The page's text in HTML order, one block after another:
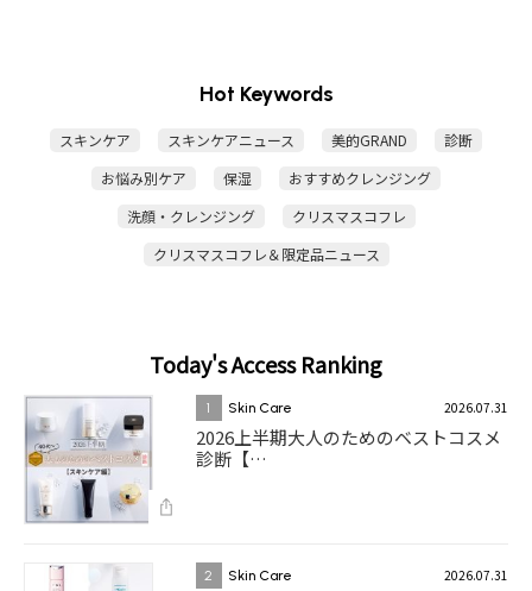
Hot Keywords
スキンケア スキンケアニュース 美的GRAND
診断
お悩み別ケア
保湿
おすすめクレンジング
洗顔・クレンジング
クリスマスコフレ
クリスマスコフレ＆限定品ニュース
Today's Access Ranking
1 Skin Care 2026.07.31
2026上半期大人のためのベストコスメ
診断【…
2 Skin Care 2026.07.31